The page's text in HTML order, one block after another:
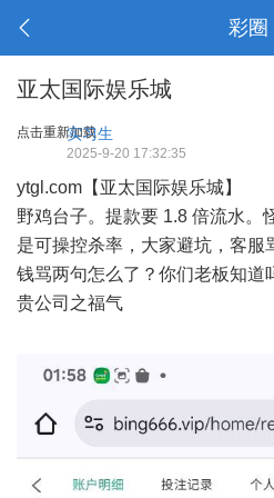
彩圈
亚太国际娱乐城
点击重新加载
实习生
2025-9-20 17:32:35
ytgl.com【亚太国际娱乐城】
野鸡台子。提款要 1.8 倍流水。
是可操控杀率，大家避坑，客服
钱骂两句怎么了？你们老板知道
贵公司之福气